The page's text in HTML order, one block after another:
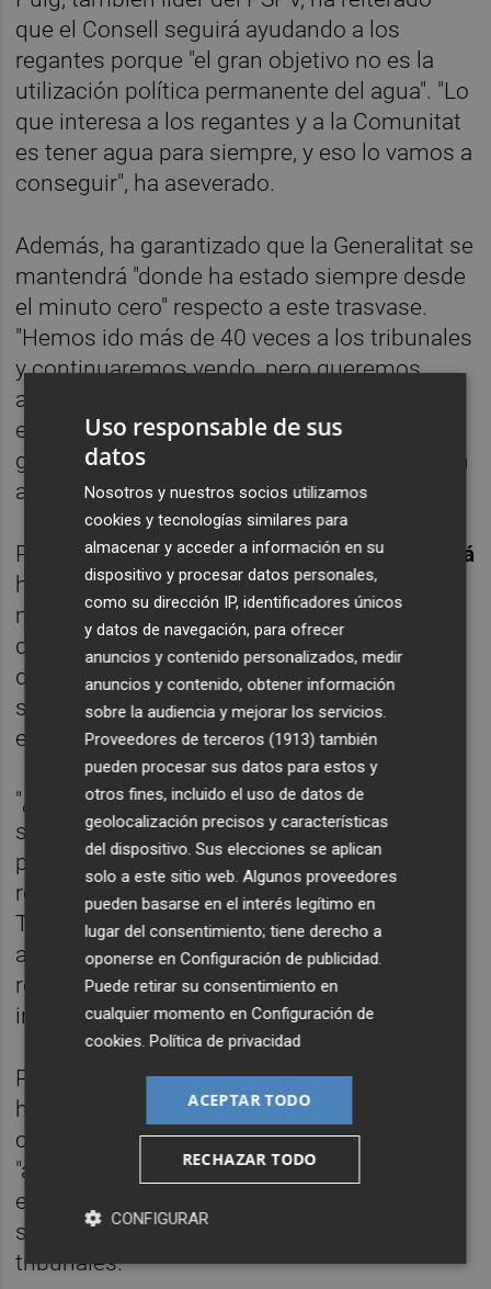
que el Consell seguirá ayudando a los
regantes porque "el gran objetivo no es la
utilización política permanente del agua". "Lo
que interesa a los regantes y a la Comunitat
es tener agua para siempre, y eso lo vamos a
conseguir", ha aseverado.
Además, ha garantizado que la Generalitat se
mantendrá "donde ha estado siempre desde
el minuto cero" respecto a este trasvase.
"Hemos ido más de 40 veces a los tribunales
y continuaremos yendo, pero queremos
agua para siempre, no como ustedes que
estuvieron durante un año sin aportar ni una
gota al Tajo-Segura", ha declarado en alusión
al gobierno del PPCV antes de 2015.
Por contra, la síndicapopular,Mª José Catalá
ha acusado al Gobierno de perpetrar "el
mayor ataque a los regantes en toda la
democracia" y ha insistido en que esto
demuestra "lo extremadamente débil y
sumiso que es Puig" ante Pedro Sánchez y
en que solo es "la punta del iceberg".
"¿Está moderadamente satisfecho de qué?",
se ha preguntado, y ha garantizado que su
partido irá a los tribunales a defender a los
regantes tras "22 recortes injustificados al
Tajo-Segura". Es más, ha advertido que las
actuaciones de Puig a partir de ahora
respecto al trasvase serán por "absoluto
interés electoral".
Por su parte, la síndica de Cs,Mamen Peris
ha reclamado a Puig que sea más
contundente y la Generalitat deje de estar
"atada" con el trasvase y apoye un plan
estatal del agua, además de garantizar que
su partido le apoyará si acude a los
tribunales.
Uso responsable de sus
datos
Nosotros y nuestros socios utilizamos
cookies y tecnologías similares para
almacenar y acceder a información en su
dispositivo y procesar datos personales,
como su dirección IP, identificadores únicos
y datos de navegación, para ofrecer
anuncios y contenido personalizados, medir
anuncios y contenido, obtener información
sobre la audiencia y mejorar los servicios.
Proveedores de terceros (1913) también
pueden procesar sus datos para estos y
otros fines, incluido el uso de datos de
geolocalización precisos y características
del dispositivo. Sus elecciones se aplican
solo a este sitio web. Algunos proveedores
pueden basarse en el interés legítimo en
lugar del consentimiento; tiene derecho a
oponerse enConfiguración de publicidad.
Puede retirar su consentimiento en
cualquier momento enConfiguración de
cookies.Política de privacidad
ACEPTAR TODO
RECHAZAR TODO
CONFIGURAR